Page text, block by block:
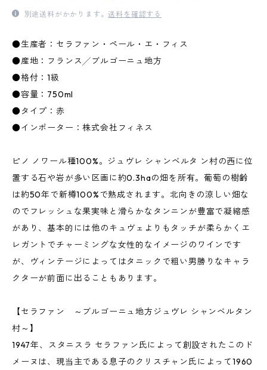
別途送料がかかります。送料を確認する
●生産者：セラファン・ペール・エ・フィス
●産地：フランス╱ブルゴーニュ地方
●格付：1級
●容量：750ml
●タイプ：赤
●インポーター：株式会社フィネス
ピノ ノワール種100%。ジュヴレ シャンベルタ ン村の西に位
置する石や岩が多い区画に約0.3haの畑を所有。葡萄の樹齢
は約50年で新樽100%で熟成されます。北向きの涼しい畑な
のでフレッシュな果実味と滑らかなタンニンが豊富で凝縮感
があり、基本的には他のキュヴェよりもタッチが柔らかくエ
レガントでチャーミングな女性的なイメージのワインです
が、ヴィンテージによってはタニックで粗い男勝りなキャラ
クターが前面に出ることもあります。
【セラファン ～ブルゴーニュ地方ジュヴレ シャンベルタン
村～】
1947年、スタニスラ セラファン氏によって創設されたこのド
メーヌは、現当主である息子のクリスチャン氏によって1960